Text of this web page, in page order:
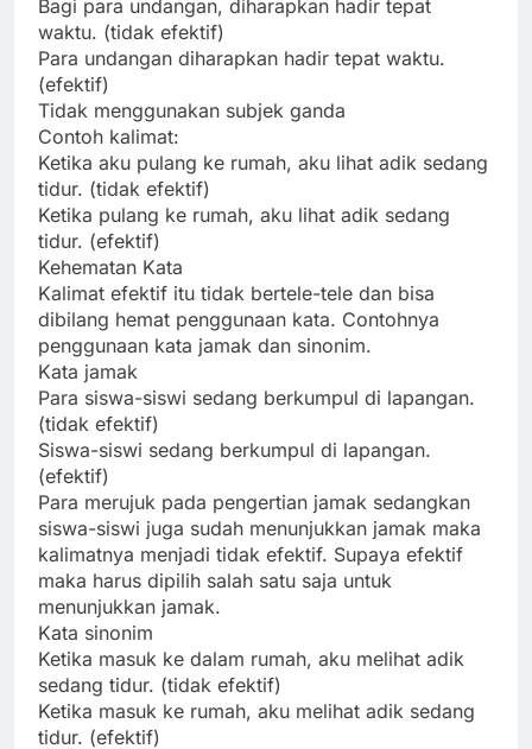
Bagi para undangan, diharapkan hadir tepat
waktu. (tidak efektif)
Para undangan diharapkan hadir tepat waktu.
(efektif)
Tidak menggunakan subjek ganda
Contoh kalimat:
Ketika aku pulang ke rumah, aku lihat adik sedang
tidur. (tidak efektif)
Ketika pulang ke rumah, aku lihat adik sedang
tidur. (efektif)
Kehematan Kata
Kalimat efektif itu tidak bertele-tele dan bisa
dibilang hemat penggunaan kata. Contohnya
penggunaan kata jamak dan sinonim.
Kata jamak
Para siswa-siswi sedang berkumpul di lapangan.
(tidak efektif)
Siswa-siswi sedang berkumpul di lapangan.
(efektif)
Para merujuk pada pengertian jamak sedangkan
siswa-siswi juga sudah menunjukkan jamak maka
kalimatnya menjadi tidak efektif. Supaya efektif
maka harus dipilih salah satu saja untuk
menunjukkan jamak.
Kata sinonim
Ketika masuk ke dalam rumah, aku melihat adik
sedang tidur. (tidak efektif)
Ketika masuk ke rumah, aku melihat adik sedang
tidur. (efektif)